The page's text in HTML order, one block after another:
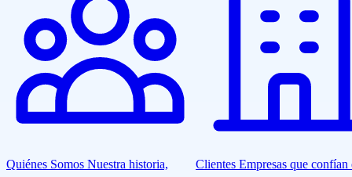
Quiénes Somos Nuestra historia,
Clientes Empresas que confían